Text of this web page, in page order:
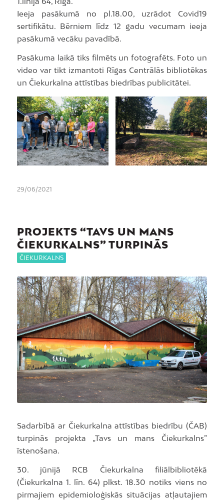
Ieeja pasākumā no pl.18.00, uzrādot Covid19
sertifikātu. Bērniem līdz 12 gadu vecumam ieeja
pasākumā vecāku pavadībā.
Pasākuma laikā tiks filmēts un fotografēts. Foto un
video var tikt izmantoti Rīgas Centrālās bibliotēkas
un Čiekurkalna attīstības biedrības publicitātei.
29/06/2021
PROJEKTS “TAVS UN MANS
ČIEKURKALNS” TURPINĀS
ČIEKURKALNS
Sadarbībā ar Čiekurkalna attīstības biedrību (ČAB)
turpinās projekta „Tavs un mans Čiekurkalns”
īstenošana.
30. jūnijā RCB Čiekurkalna filiālbibliotēkā
(Čiekurkalna 1. līn. 64) plkst. 18.30 notiks viens no
pirmajiem epidemioloģiskās situācijas atļautajiem